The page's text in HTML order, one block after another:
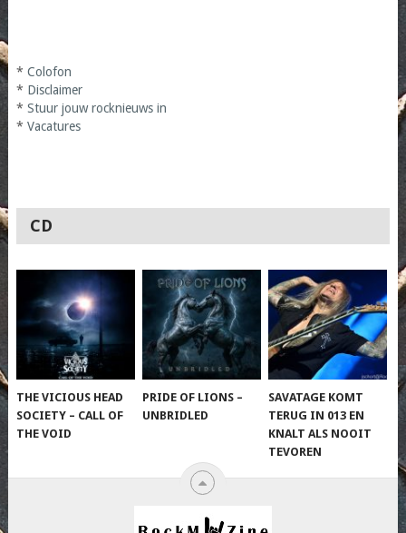
* Colofon
* Disclaimer
* Stuur jouw rocknieuws in
* Vacatures
CD
THE VICIOUS HEAD
SOCIETY – CALL OF
THE VOID
PRIDE OF LIONS –
UNBRIDLED
SAVATAGE KOMT
TERUG IN 013 EN
KNALT ALS NOOIT
TEVOREN